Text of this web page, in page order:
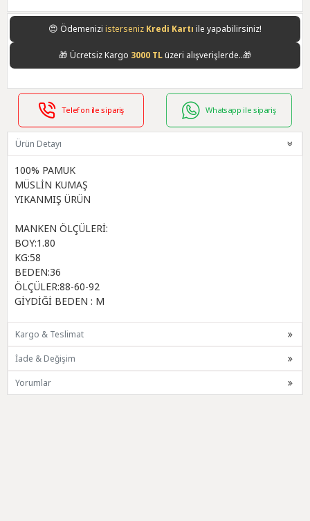
😍 Ödemenizi istersenizKredi Kartı ile yapabilirsiniz!
🎁 Ücretsiz Kargo 3000 TLüzeri alışverişlerde..🎁
Telefon ile sipariş Whatsapp ile sipariş
Ürün Detayı
100% PAMUK
MÜSLİN KUMAŞ
YIKANMIŞ ÜRÜN
MANKEN ÖLÇÜLERİ:
BOY:1.80
KG:58
BEDEN:36
ÖLÇÜLER:88-60-92
GİYDİĞİ BEDEN : M
Kargo & Teslimat
İade & Değişim
Yorumlar